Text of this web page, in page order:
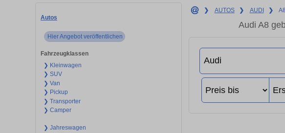
Autos
Hier Angebot veröffentlichen
Fahrzeugklassen
❯ Kleinwagen
❯ SUV
❯ Van
❯ Pickup
❯ Transporter
❯ Camper
❯ Jahreswagen
❯ AUTOS ❯ AUDI ❯ A8
Audi A8